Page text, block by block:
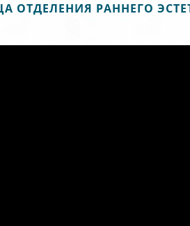
ОТДЕЛЕНИЯ РАННЕГО